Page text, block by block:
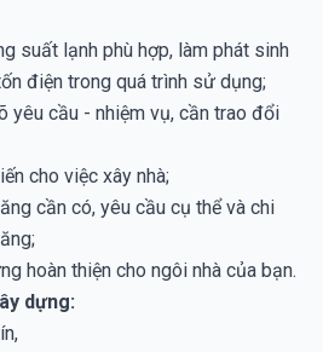
suất lạnh phù hợp, làm phát sinh
điện trong quá trình sử dụng;
yêu cầu - nhiệm vụ, cần trao đổi
cho việc xây nhà;
cần có, yêu cầu cụ thể và chi
hoàn thiện cho ngôi nhà của bạn.
dựng: